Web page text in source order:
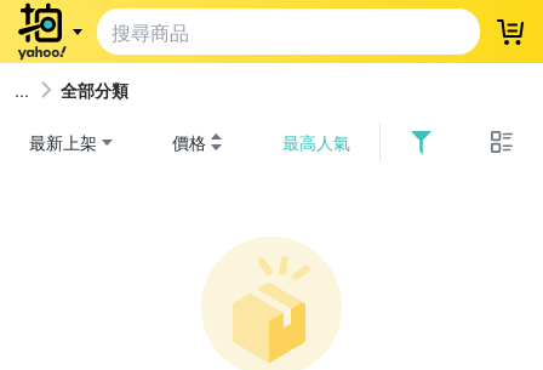
登
全部分類
最新上架 價格 最高人氣